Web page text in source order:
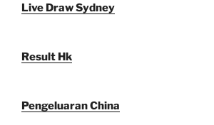
Live Draw Sydney
Result Hk
Pengeluaran China